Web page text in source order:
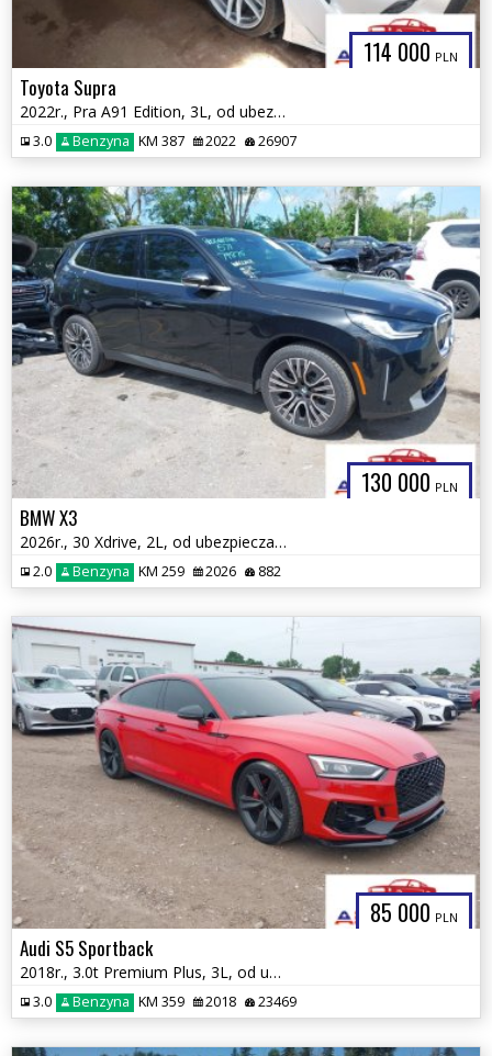
114 000 PLN
Toyota Supra
2022r., Pra A91 Edition, 3L, od ubezpieczalni
3.0 Benzyna KM 387 2022 26907
130 000 PLN
BMW X3
2026r., 30 Xdrive, 2L, od ubezpieczalni
2.0 Benzyna KM 259 2026 882
85 000 PLN
Audi S5 Sportback
2018r., 3.0t Premium Plus, 3L, od ubezpieczalni
3.0 Benzyna KM 359 2018 23469